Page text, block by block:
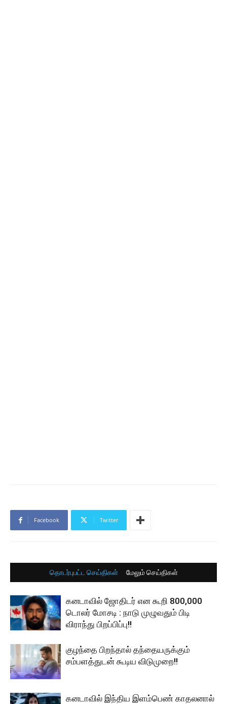
Facebook Twitter
தொடர்புபட்ட செய்திகள் மேலும் செய்திகள்
கனடாவில் ஜோதிடர் என கூறி 800,000
டொலர் மோசடி : நாடு முழுவதும் பிடி
விராந்து பிறப்பிப்பு!!
குழந்தை பிறந்தால் தந்தையருக்கும்
சம்பளத்துடன் கூடிய விடுமுறை!!
கனடாவில் இந்திய இளம்பெண் காதலனால்